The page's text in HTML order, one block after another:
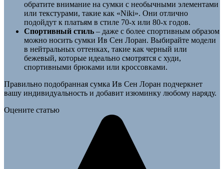
обратите внимание на сумки с необычными элементами
или текстурами, такие как «Niki». Они отлично
подойдут к платьям в стиле 70-х или 80-х годов.
Спортивный стиль – даже с более спортивным образом
можно носить сумки Ив Сен Лоран. Выбирайте модели
в нейтральных оттенках, такие как черный или
бежевый, которые идеально смотрятся с худи,
спортивными брюками или кроссовками.
Правильно подобранная сумка Ив Сен Лоран подчеркнет
вашу индивидуальность и добавит изюминку любому наряду.
Оцените статью